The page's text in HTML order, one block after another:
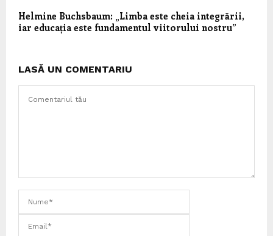
Helmine Buchsbaum: „Limba este cheia integrării,
iar educația este fundamentul viitorului nostru”
LASĂ UN COMENTARIU